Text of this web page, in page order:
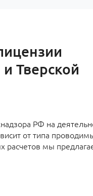
Тверской
РФ на
от типа
расчетов мы